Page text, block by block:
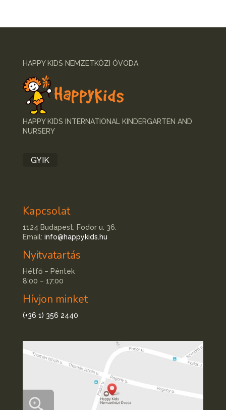
HAPPY KIDS NEMZETKÖZI ÓVODA
HAPPY KIDS INTERNATIONAL KINDERGARTEN AND
NURSERY
GYIK
Kapcsolat
1124 Budapest, Fodor u. 36.
Email: info@happykids.hu
Nyitvatartás
Hétfő – Péntek
8:00 – 17:00
Hívjon minket
(+36 1) 356 2440